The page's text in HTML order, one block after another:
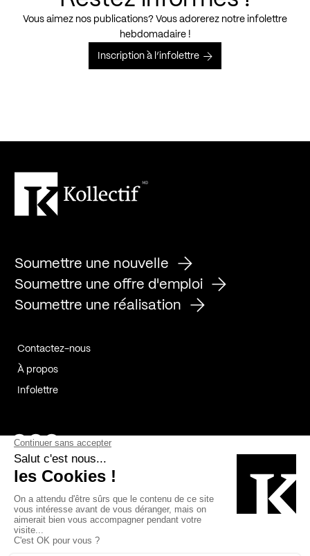
Vous aimez nos publications? Vous adorerez notre infolettre
hebdomadaire !
Inscription à l’infolettre
Soumettre une nouvelle
Soumettre une offre d'emploi
Soumettre une réalisation
Contactez-nous
À propos
Infolettre
Page Facebook de Kollectif
Page Instagram de Kollectif
Page Linkedin de Kollectif
Bâtiment-Durable-Québec-1
Esquisses-1IRAC-1